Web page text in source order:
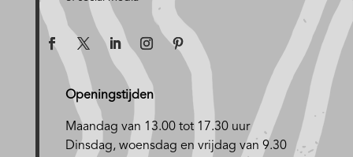
Openingstijden
Maandag van 13.00 tot 17.30 uur
Dinsdag, woensdag en vrijdag van 9.30